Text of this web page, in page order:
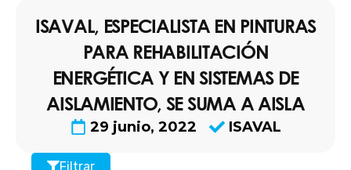
ISAVAL, ESPECIALISTA EN PINTURAS
PARA REHABILITACIÓN
ENERGÉTICA Y EN SISTEMAS DE
AISLAMIENTO, SE SUMA A AISLA
29 junio, 2022 ISAVAL
Filtrar